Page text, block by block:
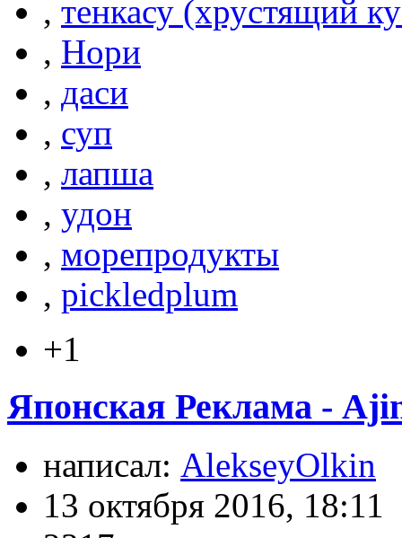
, тенкасу (хрустящий
, Нори
, даси
, суп
, лапша
, удон
, морепродукты
, pickledplum
+1
Японская Реклама -
написал: AlekseyOlkin
13 октября 2016, 18:11